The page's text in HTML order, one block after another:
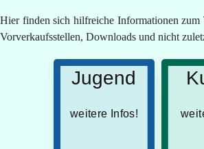
Hier finden sich hilfreiche Informationen zum
Vorverkaufsstellen, Downloads und nicht
Jugend
weitere Infos!